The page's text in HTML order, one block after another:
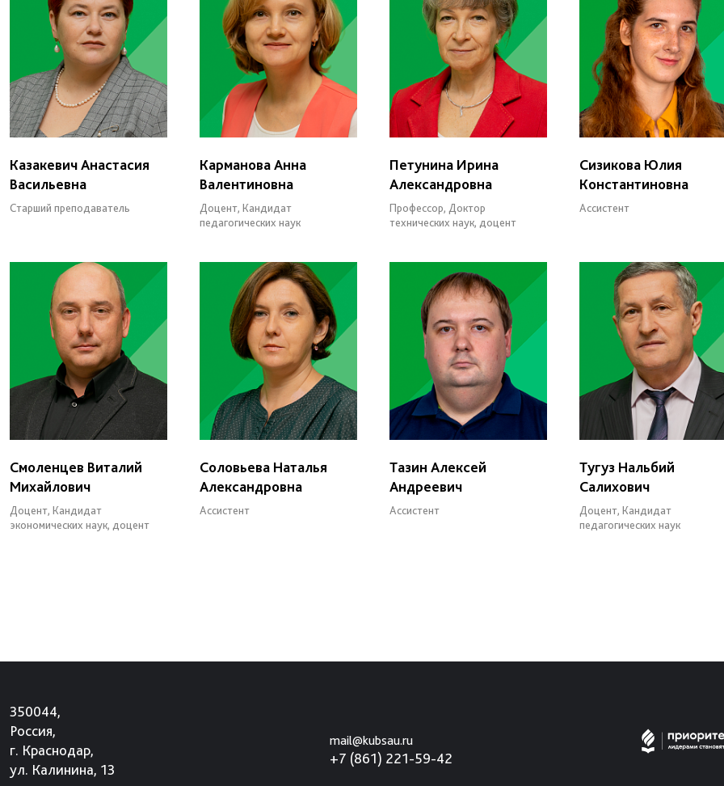
Казакевич Анастасия
Васильевна
Старший преподаватель
Карманова Анна
Валентиновна
Доцент, Кандидат
педагогических наук
Петунина Ирина
Александровна
Профессор, Доктор
технических наук, доцент
Сизикова Юлия
Константиновна
Ассистент
Смоленцев Виталий
Михайлович
Доцент, Кандидат
экономических наук, доцент
Соловьева Наталья
Александровна
Ассистент
Тазин Алексей
Андреевич
Ассистент
Тугуз Нальбий
Салихович
Доцент, Кандидат
педагогических наук
350044,
Россия,
г. Краснодар,
ул. Калинина, 13
mail@kubsau.ru
+7 (861) 221-59-42